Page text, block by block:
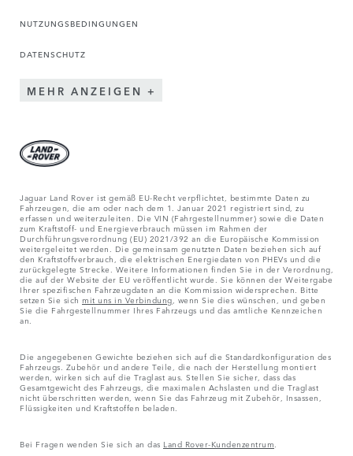
NUTZUNGSBEDINGUNGEN
DATENSCHUTZ
MEHR ANZEIGEN
Jaguar Land Rover ist gemäß EU-Recht verpflichtet, bestimmte Daten zu
Fahrzeugen, die am oder nach dem 1. Januar 2021 registriert sind, zu
erfassen und weiterzuleiten. Die VIN (Fahrgestellnummer) sowie die Daten
zum Kraftstoff- und Energieverbrauch müssen im Rahmen der
Durchführungsverordnung (EU) 2021/392 an die Europäische Kommission
weitergeleitet werden. Die gemeinsam genutzten Daten beziehen sich auf
den Kraftstoffverbrauch, die elektrischen Energiedaten von PHEVs und die
zurückgelegte Strecke. Weitere Informationen finden Sie in der Verordnung,
die auf der Website der EU veröffentlicht wurde. Sie können der Weitergabe
Ihrer spezifischen Fahrzeugdaten an die Kommission widersprechen. Bitte
setzen Sie sich mit uns in Verbindung , wenn Sie dies wünschen, und geben
Sie die Fahrgestellnummer Ihres Fahrzeugs und das amtliche Kennzeichen
an.
Die angegebenen Gewichte beziehen sich auf die Standardkonfiguration des
Fahrzeugs. Zubehör und andere Teile, die nach der Herstellung montiert
werden, wirken sich auf die Traglast aus. Stellen Sie sicher, dass das
Gesamtgewicht des Fahrzeugs, die maximalen Achslasten und die Traglast
nicht überschritten werden, wenn Sie das Fahrzeug mit Zubehör, Insassen,
Flüssigkeiten und Kraftstoffen beladen.
Bei Fragen wenden Sie sich an das Land Rover-Kundenzentrum